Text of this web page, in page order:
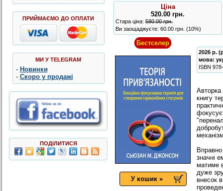
ПРИЙМАЄМО ДО ОПЛАТИ
МИ У TELEGRAM
- Новинки
- Скоро у продажі
ПОДІЛИТИСЯ
Ціна
520.00 грн.
Стара ціна: 580.00 грн.
Ви заощаджуєте: 60.00 грн. (10%)
Бестселер
У кошик »
2026 р.
мова:
ISBN
Авторка
книгу
значні
матиме
дуже
внесок